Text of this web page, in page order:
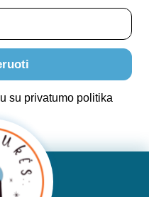
su privatumo politika